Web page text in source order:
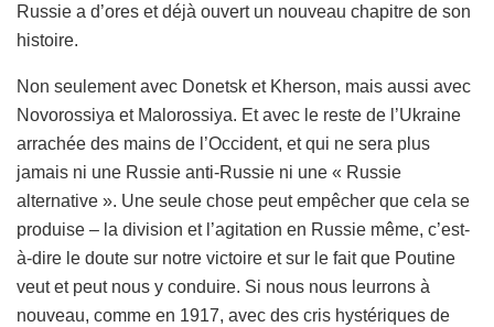
Russie a d’ores et déjà ouvert un nouveau chapitre de son
histoire.
Non seulement avec Donetsk et Kherson, mais aussi avec
Novorossiya et Malorossiya. Et avec le reste de l’Ukraine
arrachée des mains de l’Occident, et qui ne sera plus
jamais ni une Russie anti-Russie ni une « Russie
alternative ». Une seule chose peut empêcher que cela se
produise – la division et l’agitation en Russie même, c’est-
à-dire le doute sur notre victoire et sur le fait que Poutine
veut et peut nous y conduire. Si nous nous leurrons à
nouveau, comme en 1917, avec des cris hystériques de